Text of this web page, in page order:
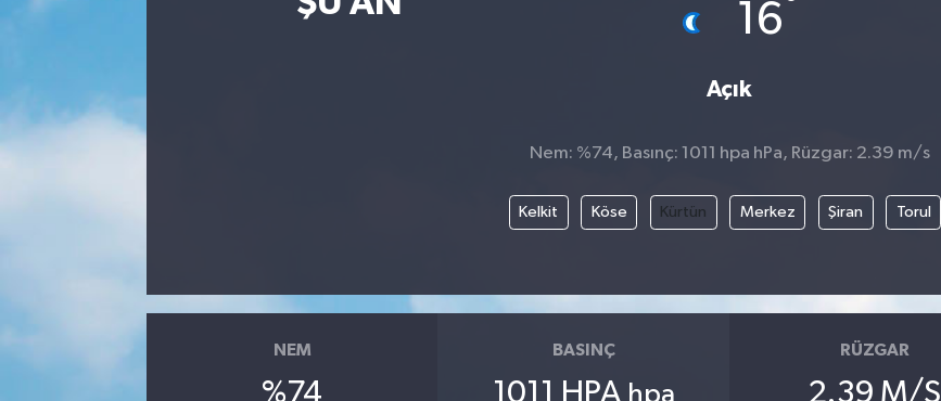
16
Açık
Nem: %74, Basınç: 1011 hpa hPa, Rüzgar: 2.39 m/s
Kelkit Köse Kürtün Merkez Şiran Torul
NEM
%74
BASINÇ
1011 HPA hpa
RÜZGAR
2.39 M/S
Sağlık
Kültür & Sanat